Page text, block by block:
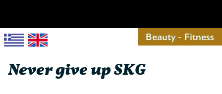
Beauty - Fitness
Never give up SKG